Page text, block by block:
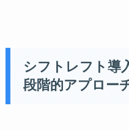
シフトレフト導
段階的アプロー